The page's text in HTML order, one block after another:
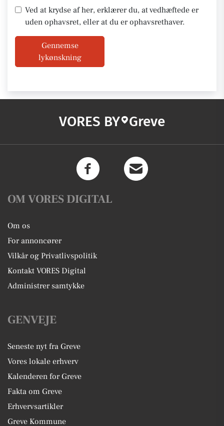
Ved at krydse af her, erklærer du, at vedhæftede er
uden ophavsret, eller at du er ophavsrethaver.
Gennemse
lykønskning
VORES BY Greve
OM VORES DIGITAL
Om os
For annoncører
Vilkår og Privatlivspolitik
Kontakt VORES Digital
Administrer samtykke
GENVEJE
Seneste nyt fra Greve
Vores lokale erhverv
Kalenderen for Greve
Fakta om Greve
Erhvervsartikler
Greve Kommune